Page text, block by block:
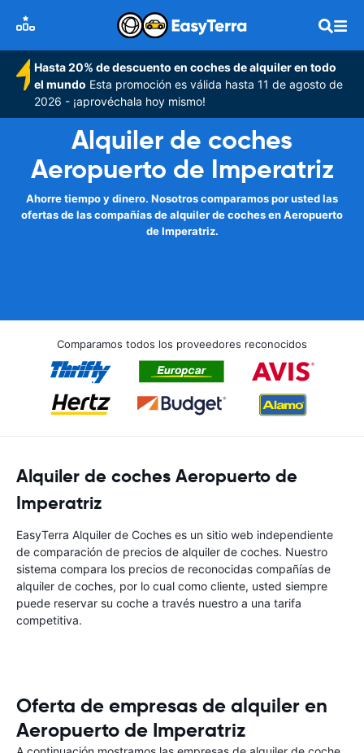
Hasta 20% de descuento en coches de alquiler en todo
el mundo Esta promoción es válida hasta 11 de agosto de
2026 - ¡aprovéchala hoy mismo!
Alquiler de coches
Aeropuerto de Imperatriz
Ahorre tiempo y dinero. Nosotros comparamos por usted las
ofertas de las compañías de alquiler de coches en Aeropuerto
de Imperatriz.
Comparamos todos los proveedores reconocidos
Alquiler de coches Aeropuerto de
Imperatriz
EasyTerra Alquiler de Coches es un sitio web independiente
de comparación de precios de alquiler de coches. Nuestro
sistema compara los precios de reconocidas compañías de
alquiler de coches, por lo cual como cliente, usted siempre
puede reservar su coche a través nuestro a una tarifa
competitiva.
Oferta de empresas de alquiler en
Aeropuerto de Imperatriz